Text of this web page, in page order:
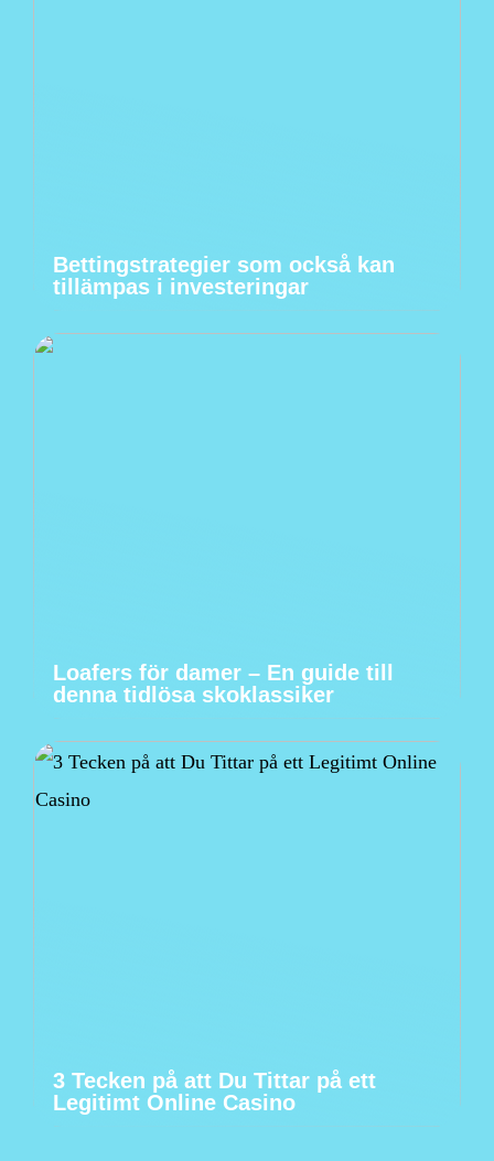
Bettingstrategier som också kan
tillämpas i investeringar
Loafers för damer – En guide till
denna tidlösa skoklassiker
3 Tecken på att Du Tittar på ett
Legitimt Online Casino